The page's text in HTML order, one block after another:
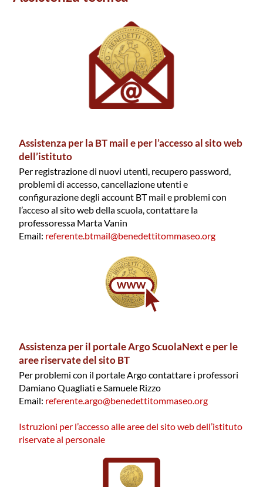
Assistenza per la BT mail e per l’accesso al sito web
dell’istituto
Per registrazione di nuovi utenti, recupero password,
problemi di accesso, cancellazione utenti e
configurazione degli account BT mail e problemi con
l’acceso al sito web della scuola, contattare la
professoressa Marta Vanin
Email: referente.btmail@benedettitommaseo.org
Assistenza per il portale Argo ScuolaNext e per le
aree riservate del sito BT
Per problemi con il portale Argo contattare i professori
Damiano Quagliati e Samuele Rizzo
Email: referente.argo@benedettitommaseo.org
Istruzioni per l’accesso alle aree del sito web dell’istituto
riservate al personale